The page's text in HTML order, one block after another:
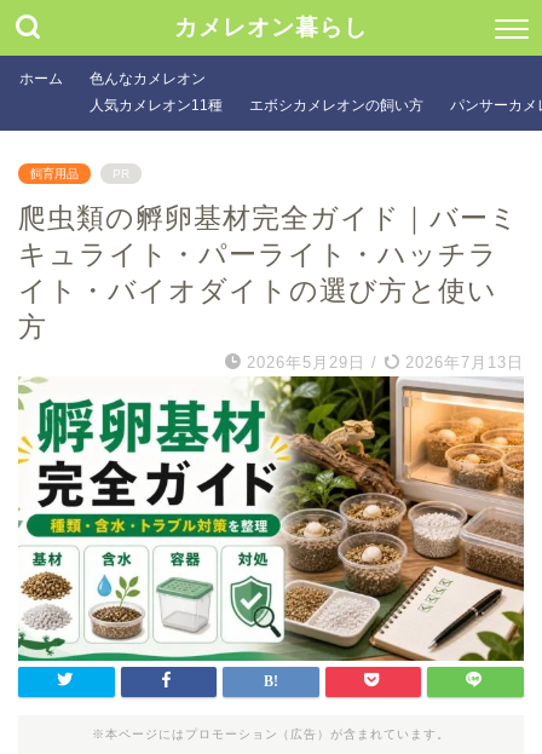
カメレオン暮らし
ホーム
色んなカメレオン
人気カメレオン11種
エボシカメレオンの飼い方 パンサーカメ
飼育用品 PR
爬虫類の孵卵基材完全ガイド｜バーミ
キュライト・パーライト・ハッチラ
イト・バイオダイトの選び方と使い
方
2026年5月29日 / 2026年7月13日
※本ページにはプロモーション（広告）が含まれています。